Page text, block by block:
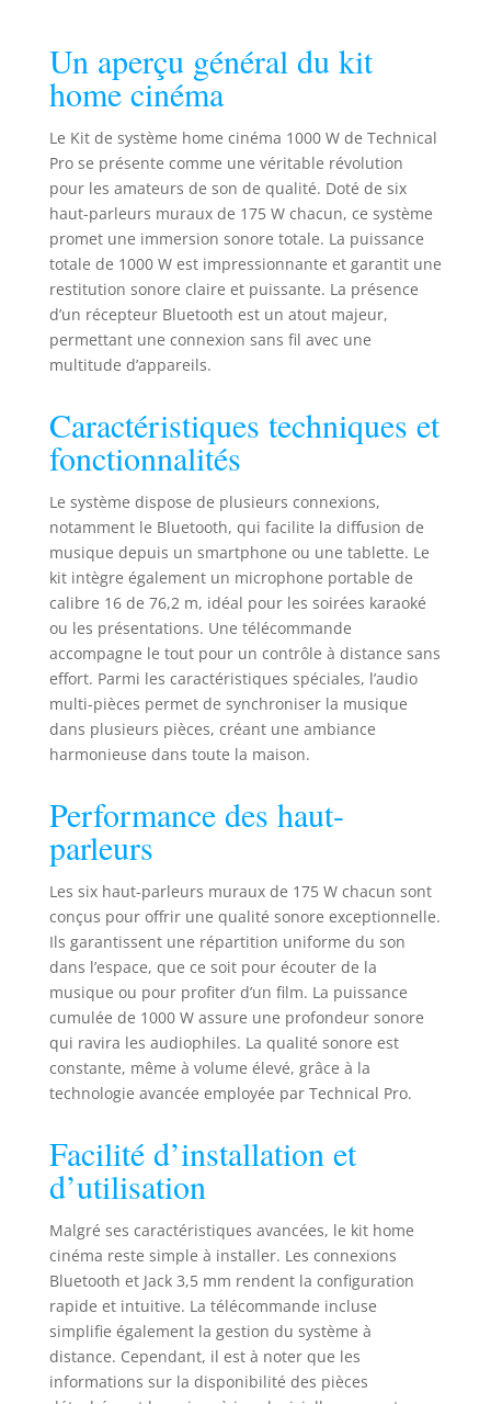
Technical Pro
qualité. Parfait
pour le karaoké et
acoustique home
cinéma avec
télécommande. Le
récepteur
Bluetooth
Technical Pro est
compatible avec
Bluetooth avec une
portée sans fil de 9
m et fonctionne
d'aujourd'hui, y
compris
ordinateur
portable, avec un
appairage de
récepteur sans
tracas Le dispositif
d'amplification du
son du haut-
parleur dispose de
boutons nets pour
les sources audio
et les sélecteurs,
d'un bouton rotatif
et le réglage du
volume principal. Il
boutons lumineux
à LED bleues pour
une haute visibilité
La paire de haut-
parleurs stéréo de
plafond haute
performance de
13,2 cm dispose de
deux façons
au mur ou au
parleur pratiques
qui permettent
une connexion
rapide et sans
tracas pour toutes
les installations
personnalisées
Une paire de haut-
Un aperçu général du kit
home cinéma
Le Kit de système home cinéma 1000 W de Technical
Pro se présente comme une véritable révolution
pour les amateurs de son de qualité. Doté de six
haut-parleurs muraux de 175 W chacun, ce système
promet une immersion sonore totale. La puissance
totale de 1000 W est impressionnante et garantit une
restitution sonore claire et puissante. La présence
d’un récepteur Bluetooth est un atout majeur,
permettant une connexion sans fil avec une
multitude d’appareils.
Caractéristiques techniques et
fonctionnalités
Le système dispose de plusieurs connexions,
notamment le Bluetooth, qui facilite la diffusion de
musique depuis un smartphone ou une tablette. Le
kit intègre également un microphone portable de
calibre 16 de 76,2 m, idéal pour les soirées karaoké
ou les présentations. Une télécommande
accompagne le tout pour un contrôle à distance sans
effort. Parmi les caractéristiques spéciales, l’audio
multi-pièces permet de synchroniser la musique
dans plusieurs pièces, créant une ambiance
harmonieuse dans toute la maison.
Performance des haut-
parleurs
Les six haut-parleurs muraux de 175 W chacun sont
conçus pour offrir une qualité sonore exceptionnelle.
Ils garantissent une répartition uniforme du son
dans l’espace, que ce soit pour écouter de la
musique ou pour profiter d’un film. La puissance
cumulée de 1000 W assure une profondeur sonore
qui ravira les audiophiles. La qualité sonore est
constante, même à volume élevé, grâce à la
technologie avancée employée par Technical Pro.
Facilité d’installation et
d’utilisation
Malgré ses caractéristiques avancées, le kit home
cinéma reste simple à installer. Les connexions
Bluetooth et Jack 3,5 mm rendent la configuration
rapide et intuitive. La télécommande incluse
simplifie également la gestion du système à
distance. Cependant, il est à noter que les
informations sur la disponibilité des pièces